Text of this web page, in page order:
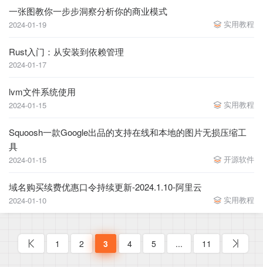
一张图教你一步步洞察分析你的商业模式
2024-01-19 实用教程
Rust入门：从安装到依赖管理
2024-01-17
lvm文件系统使用
2024-01-15 实用教程
Squoosh一款Google出品的支持在线和本地的图片无损压缩工
具
2024-01-15 开源软件
域名购买续费优惠口令持续更新-2024.1.10-阿里云
2024-01-10 实用教程
1 2 3 4 5 ... 11